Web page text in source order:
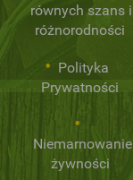
równych szans i
różnorodności
Polityka
Prywatności
Niemarnowanie
żywności